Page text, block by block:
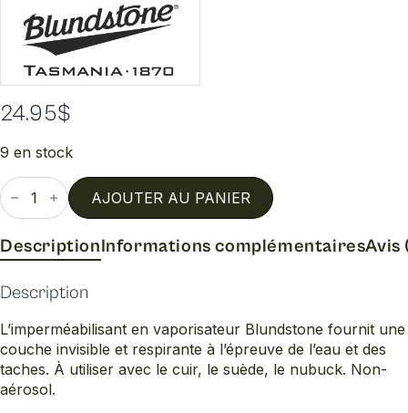
24.95$
9 en stock
quantité
de
Impermeabilisant
AJOUTER AU PANIER
DescriptionInformations complémentairesAvis
Description
L’imperméabilisant en vaporisateur Blundstone fournit une
couche invisible et respirante à l’épreuve de l’eau et des
taches. À utiliser avec le cuir, le suède, le nubuck. Non-
aérosol.